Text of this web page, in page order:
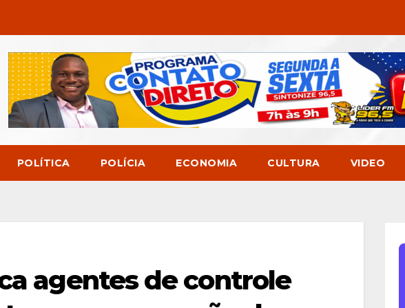
POLÍTICA POLÍCIA ECONOMIA CULTURA VIDEO
agentes de controle